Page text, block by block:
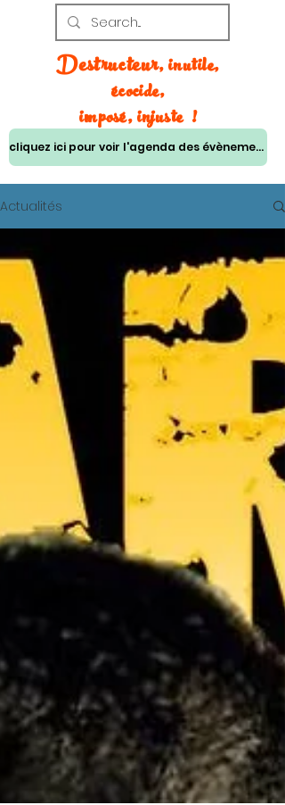
Destructeur, inutile,
écocide,
imposé, injuste !
cliquez ici pour voir l'agenda des évènements
Actualités